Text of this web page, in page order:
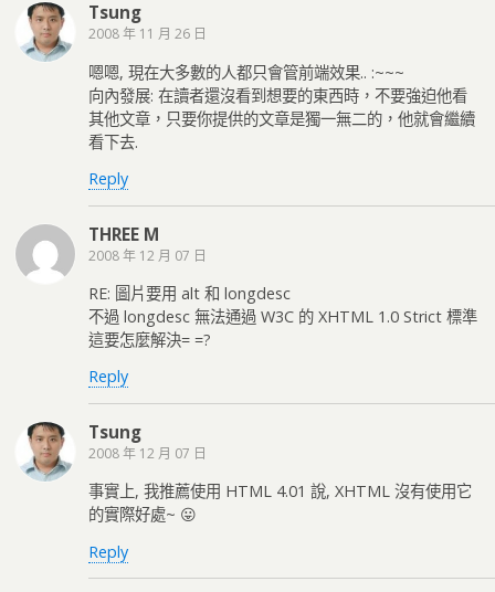
Tsung
2008 年 11 月 26 日
嗯嗯, 現在大多數的人都只會管前端效果.. :~~~
向內發展: 在讀者還沒看到想要的東西時，不要強迫他看
其他文章，只要你提供的文章是獨一無二的，他就會繼續
看下去.
Reply
THREE M
2008 年 12 月 07 日
RE: 圖片要用 alt 和 longdesc
不過 longdesc 無法通過 W3C 的 XHTML 1.0 Strict 標準
這要怎麼解決= =?
Reply
Tsung
2008 年 12 月 07 日
事實上, 我推薦使用 HTML 4.01 說, XHTML 沒有使用它
的實際好處~ 😛
Reply